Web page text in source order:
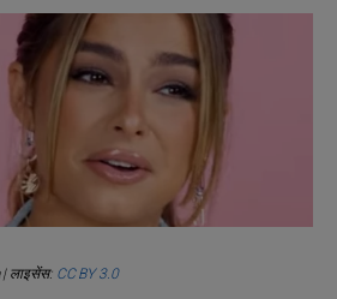
| लाइसेंस: CC BY 3.0